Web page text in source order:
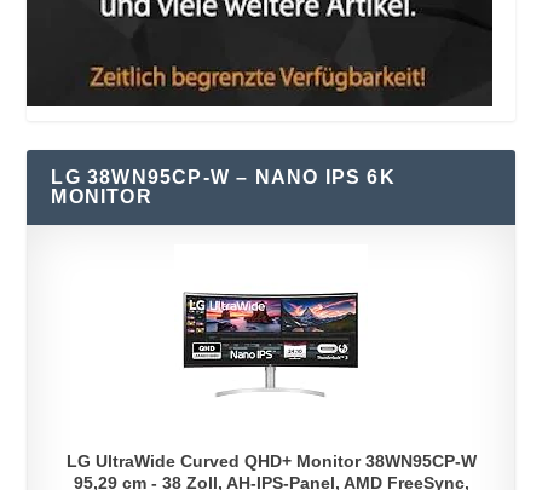
LG 38WN95CP-W – NANO IPS 6K
MONITOR
LG UltraWide Curved QHD+ Monitor 38WN95CP-W
95,29 cm - 38 Zoll, AH-IPS-Panel, AMD FreeSync,